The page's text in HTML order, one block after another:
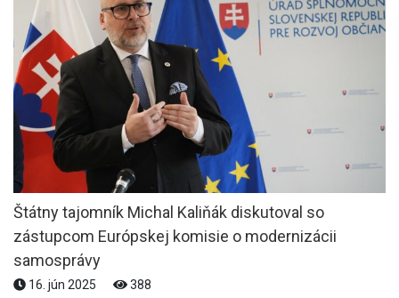
Štátny tajomník Michal Kaliňák diskutoval so
zástupcom Európskej komisie o modernizácii
samosprávy
16. jún 2025 388